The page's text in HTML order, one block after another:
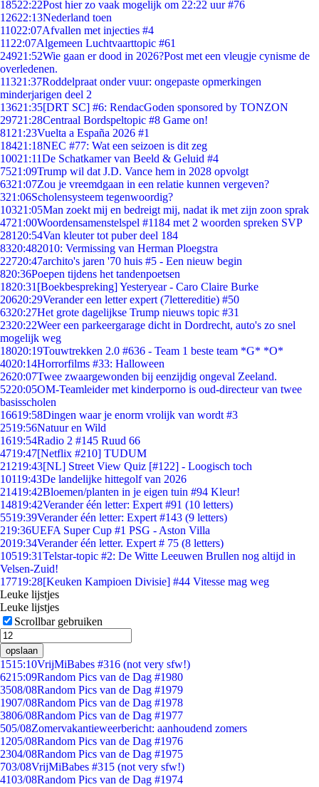
18522:22Post hier zo vaak mogelijk om 22:22 uur #76
12622:13Nederland toen
11022:07Afvallen met injecties #4
11 22:07Algemeen Luchtvaarttopic #61
24921:52Wie gaan er dood in 2026?Post met een vleugje cynisme de
overledenen.
11321:37Roddelpraat onder vuur: ongepaste opmerkingen
minderjarigen deel 2
13621:35[DRT SC] #6: RendacGoden sponsored by TONZON
29721:28Centraal Bordspeltopic #8 Game on!
81 21:23Vuelta a España 2026 #1
18421:18NEC #77: Wat een seizoen is dit zeg
10021:11De Schatkamer van Beeld & Geluid #4
7521:09Trump wil dat J.D. Vance hem in 2028 opvolgt
6321:07Zou je vreemdgaan in een relatie kunnen vergeven?
321:06Scholensysteem tegenwoordig?
10321:05Man zoekt mij en bedreigt mij, nadat ik met zijn zoon sprak
4721:00Woordensamenstelspel #1184 met 2 woorden spreken SVP
281 20:54Van kleuter tot puber deel 184
8320:482010: Vermissing van Herman Ploegstra
22720:47archito's jaren '70 huis #5 - Een nieuw begin
820:36Poepen tijdens het tandenpoetsen
1820:31 [Boekbespreking] Yesteryear - Caro Claire Burke
20620:29Verander een letter expert (7lettereditie) #50
6320:27Het grote dagelijkse Trump nieuws topic #31
2320:22Weer een parkeergarage dicht in Dordrecht, auto's zo snel
mogelijk weg
18020:19Touwtrekken 2.0 #636 - Team 1 beste team *G* *O*
4020:14Horrorfilms #33: Halloween
2620:07Twee zwaargewonden bij eenzijdig ongeval Zeeland.
5220:05OM-Teamleider met kinderporno is oud-directeur van twee
basisscholen
16619:58Dingen waar je enorm vrolijk van wordt #3
2519:56Natuur en Wild
1619:54Radio 2 #145 Ruud 66
4719:47[Netflix #210] TUDUM
21219:43[NL] Street View Quiz [#122] - Loogisch toch
10119:43De landelijke hittegolf van 2026
21419:42Bloemen/planten in je eigen tuin #94 Kleur!
14819:42Verander één letter: Expert #91 (10 letters)
5519:39Verander één letter: Expert #143 (9 letters)
219:36UEFA Super Cup #1 PSG - Aston Villa
2019:34Verander één letter. Expert # 75 (8 letters)
10519:31Telstar-topic #2: De Witte Leeuwen Brullen nog altijd in
Velsen-Zuid!
17719:28[Keuken Kampioen Divisie] #44 Vitesse mag weg
Leuke lijstjes
Leuke lijstjes
Scrollbar gebruiken
opslaan
1515:10VrijMiBabes #316 (not very sfw!)
6215:09Random Pics van de Dag #1980
3508/08Random Pics van de Dag #1979
1907/08Random Pics van de Dag #1978
3806/08Random Pics van de Dag #1977
505/08Zomervakantieweerbericht: aanhoudend zomers
1205/08Random Pics van de Dag #1976
2304/08Random Pics van de Dag #1975
703/08VrijMiBabes #315 (not very sfw!)
4103/08Random Pics van de Dag #1974